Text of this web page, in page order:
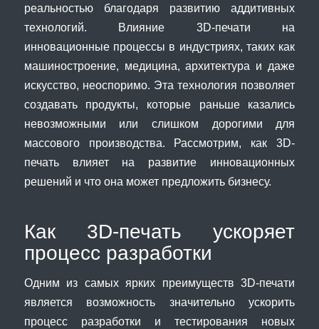
реальностью благодаря развитию аддитивных
технологий. Влияние 3D-печати на
инновационные процессы в индустриях, таких как
машиностроение, медицина, архитектура и даже
искусство, неоспоримо. Эта технология позволяет
создавать продукты, которые раньше казались
невозможными или слишком дорогими для
массового производства. Рассмотрим, как 3D-
печать влияет на развитие инновационных
решений и что она может предложить бизнесу.
Как 3D-печать ускоряет
процесс разработки
Одним из самых ярких преимуществ 3D-печати
является возможность значительно ускорить
процесс разработки и тестирования новых